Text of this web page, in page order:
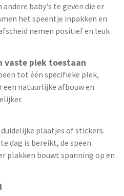
baby's te geven die er
het speentje inpakken en
nemen positief en leuk
vaste plek toestaan
tot één specifieke plek,
natuurlijke afbouw en
plaatjes of stickers.
dag is bereikt, de speen
plakken bouwt spanning op en